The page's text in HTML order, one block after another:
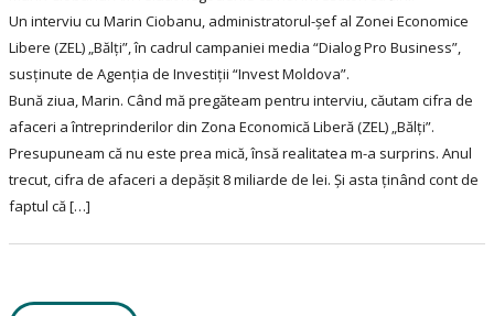
Un interviu cu Marin Ciobanu, administratorul-șef al Zonei Economice
Libere (ZEL) „Bălți”, în cadrul campaniei media “Dialog Pro Business”,
susținute de Agenția de Investiții “Invest Moldova”.
Bună ziua, Marin. Când mă pregăteam pentru interviu, căutam cifra de
afaceri a întreprinderilor din Zona Economică Liberă (ZEL) „Bălți”.
Presupuneam că nu este prea mică, însă realitatea m-a surprins. Anul
trecut, cifra de afaceri a depășit 8 miliarde de lei. Și asta ținând cont de
faptul că […]